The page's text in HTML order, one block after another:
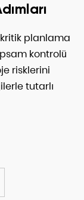
kritik planlama
kontrolü
risklerini
tutarlı